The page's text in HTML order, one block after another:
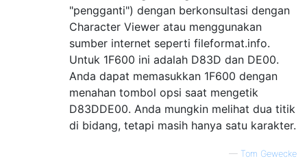
"pengganti") dengan berkonsultasi dengan
Character Viewer atau menggunakan
sumber internet seperti fileformat.info.
Untuk 1F600 ini adalah D83D dan DE00.
Anda dapat memasukkan 1F600 dengan
menahan tombol opsi saat mengetik
D83DDE00. Anda mungkin melihat dua titik
di bidang, tetapi masih hanya satu karakter.
— Tom Gewecke